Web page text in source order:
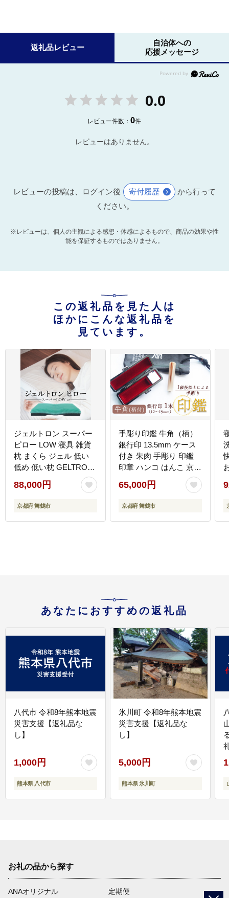
返礼品レビュー
自治体への
応援メッセージ
0.0
レビュー件数：0件
レビューはありません。
レビューの投稿は、ログイン後 寄付履歴
から行って
ください。
※レビューは、個人の主観による感想・体感によるもので、商品の効果や性
能を保証するものではありません。
この返礼品を見た人は
ほかにこんな返礼品を
見ています。
ジェルトロン スーパー
ピロー LOW 寝具 雑貨
枕 まくら ジェル 低い
低め 低い枕 GELTRON
洗える 洗える枕 ギフト
プレゼント 日本製 おす
すめ 贈答
88,000円
京都府 舞鶴市
手彫り印鑑 牛角（柄）
銀行印 13.5mm ケース
付き 朱肉 手彫り 印鑑
印章 ハンコ はんこ 京都
府 舞鶴市 栄明印房
65,000円
京都府 舞鶴市
あなたにおすすめの返礼品
八代市 令和8年熊本地震
災害支援【返礼品な
し】
1,000円
熊本県 八代市
氷川町 令和8年熊本地震
災害支援【返礼品な
し】
5,000円
熊本県 氷川町
お礼の品から探す
ANAオリジナル
定期便